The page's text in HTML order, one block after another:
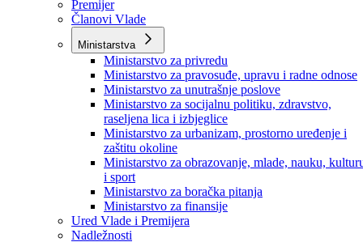
Vlada
Vlada BPK Goražde
Premijer
Članovi Vlade
Ministarstva
Ministarstvo za privredu
Ministarstvo za pravosuđe, upravu i radne odnose
Ministarstvo za unutrašnje poslove
Ministarstvo za socijalnu politiku, zdravstvo,
raseljena lica i izbjeglice
Ministarstvo za urbanizam, prostorno uređenje i
zaštitu okoline
Ministarstvo za obrazovanje, mlade, nauku,
i sport
Ministarstvo za boračka pitanja